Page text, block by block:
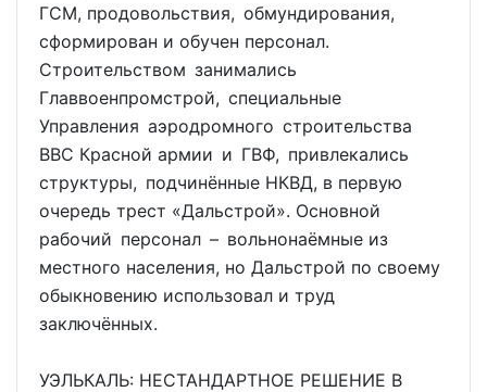
ГСМ, продовольствия, обмундирования,
сформирован и обучен персонал.
Строительством занимались
Главвоенпромстрой, специальные
Управления аэродромного строительства
ВВС Красной армии и ГВФ, привлекались
структуры, подчинённые НКВД, в первую
очередь трест «Дальстрой». Основной
рабочий персонал – вольнонаёмные из
местного населения, но Дальстрой по своему
обыкновению использовал и труд
заключённых.
УЭЛЬКАЛЬ: НЕСТАНДАРТНОЕ РЕШЕНИЕ В